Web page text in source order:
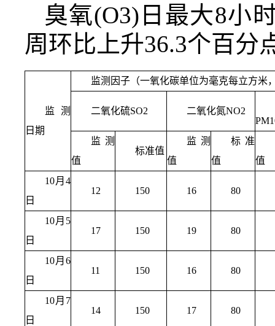
臭氧(O3)日最大8小
周环比上升36.3个百分
监测
日期
监测因子（一氧化碳单位为毫克每立方米
二氧化硫SO2
二氧化氮NO2
监测
值
标准值
监测
值
标准
值
值
10月4
日
12 150 16 80
10月5
日
17 150 19 80
10月6
日
11 150 16 80
10月7
日
14 150 17 80